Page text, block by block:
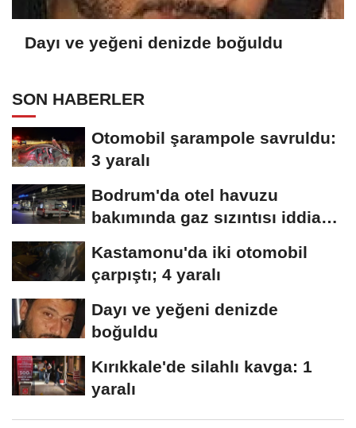
Dayı ve yeğeni denizde boğuldu
SON HABERLER
Otomobil şarampole savruldu:
3 yaralı
Bodrum'da otel havuzu
bakımında gaz sızıntısı iddiası;
Kastamonu'da iki otomobil
çarpıştı; 4 yaralı
Dayı ve yeğeni denizde
boğuldu
Kırıkkale'de silahlı kavga: 1
yaralı